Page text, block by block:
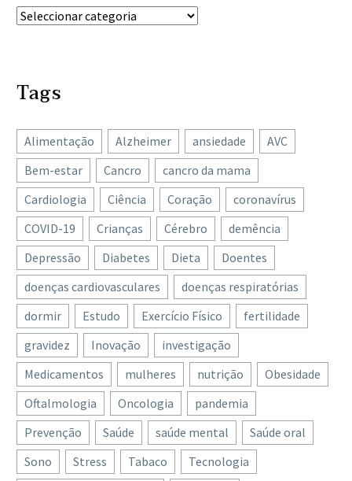
Tags
Alimentação Alzheimer ansiedade
AVC
Bem-estar
Cancro
cancro da mama
Cardiologia
Ciência Coração
coronavírus
COVID-19
Crianças Cérebro
demência
Depressão
Diabetes Dieta
Doentes
doenças cardiovasculares
doenças respiratórias
dormir
Estudo Exercício Físico
fertilidade
gravidez
Inovação
investigação
Medicamentos
mulheres nutrição
Obesidade
Oftalmologia
Oncologia
pandemia
Prevenção
Saúde saúde mental
Saúde oral
Sono
Stress Tabaco
Tecnologia